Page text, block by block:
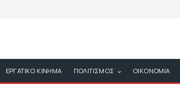
ΕΡΓΑΤΙΚΟ ΚΙΝΗΜΑ ΠΟΛΙΤΙΣΜΟΣ ΟΙΚΟΝΟΜΙΑ